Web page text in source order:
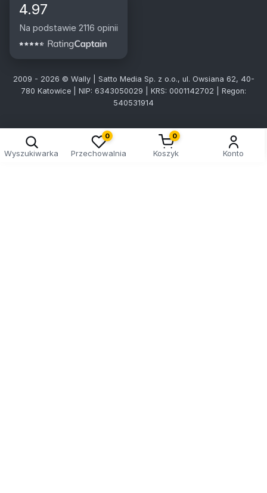
4.97
Na podstawie 2116 opinii
2009 - 2026 © Wally | Satto Media Sp. z o.o., ul. Owsiana 62, 40-
780 Katowice | NIP: 6343050029 | KRS: 0001142702 | Regon:
540531914
Wyszukiwarka
0
Przechowalnia
0
Koszyk Konto